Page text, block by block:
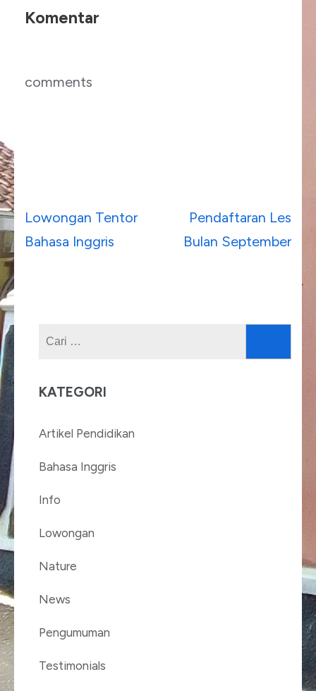
Komentar
comments
Navigasi
pos
Lowongan Tentor
Bahasa Inggris
Pendaftaran Les
Bulan September
KATEGORI
Artikel Pendidikan
Bahasa Inggris
Info
Lowongan
Nature
News
Pengumuman
Testimonials